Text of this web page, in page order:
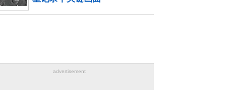
advertisement